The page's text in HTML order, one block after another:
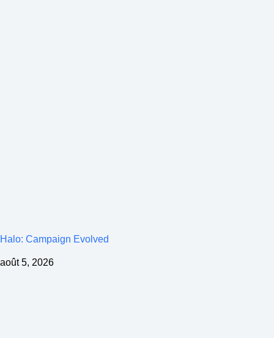
Halo: Campaign Evolved
août 5, 2026